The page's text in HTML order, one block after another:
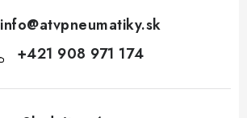
info@atvpneumatiky.sk
+421 908 971 174